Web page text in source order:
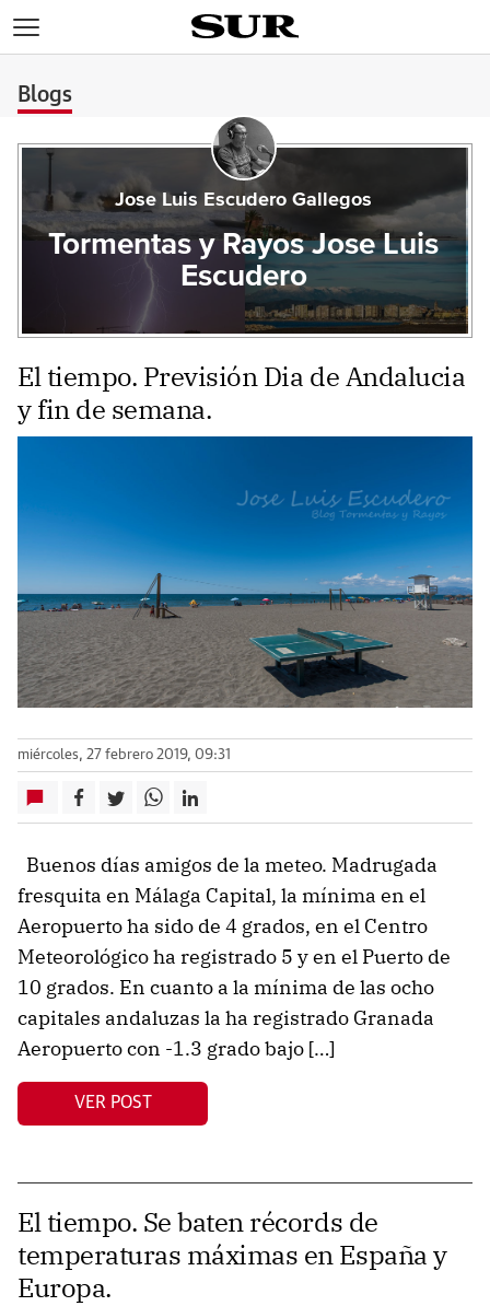
Blogs
Jose Luis Escudero Gallegos
Tormentas y Rayos Jose Luis
Escudero
El tiempo. Previsión Dia de Andalucia
y fin de semana.
miércoles, 27 febrero 2019, 09:31
Buenos días amigos de la meteo. Madrugada
fresquita en Málaga Capital, la mínima en el
Aeropuerto ha sido de 4 grados, en el Centro
Meteorológico ha registrado 5 y en el Puerto de
10 grados. En cuanto a la mínima de las ocho
capitales andaluzas la ha registrado Granada
Aeropuerto con -1.3 grado bajo […]
VER POST
El tiempo. Se baten récords de
temperaturas máximas en España y
Europa.